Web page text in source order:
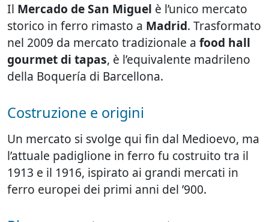
Il Mercado de San Miguel è l’unico mercato
storico in ferro rimasto a Madrid. Trasformato
nel 2009 da mercato tradizionale a food hall
gourmet di tapas, è l’equivalente madrileno
della Boquería di Barcellona.
Costruzione e origini
Un mercato si svolge qui fin dal Medioevo, ma
l’attuale padiglione in ferro fu costruito tra il
1913 e il 1916, ispirato ai grandi mercati in
ferro europei dei primi anni del ’900.